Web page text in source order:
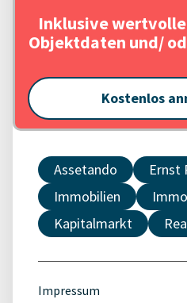
Inklusive
Objektdaten und/
Kostenlos
Assetando
Ernst
Immobilien
Kapitalmarkt
Impressum